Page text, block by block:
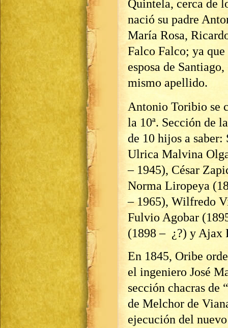
Quintela, cerca de
nació su padre
María Rosa,
Falco Falco; ya
esposa de
mismo apellido.
Antonio Toribio se
la 10ª. Sección de
de 10 hijos a
Ulrica Malvina
– 1945), César
Norma Liropeya
– 1965), Wilfredo
Fulvio Agobar
(1898 – ¿?) y Ajax
En 1845, Oribe
el ingeniero José
sección chacras de “
de Melchor de
ejecución del